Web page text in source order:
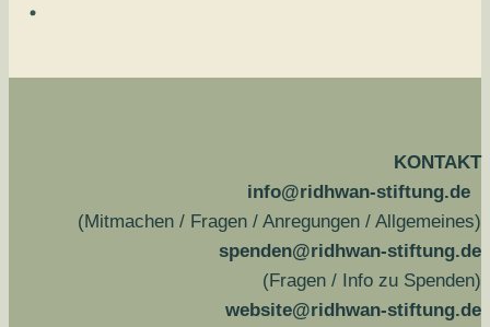
KONTAKT
info@ridhwan-stiftung.de
(Mitmachen / Fragen / Anregungen / Allgemeines)
spenden@ridhwan-stiftung.de
(Fragen / Info zu Spenden)
website@ridhwan-stiftung.de